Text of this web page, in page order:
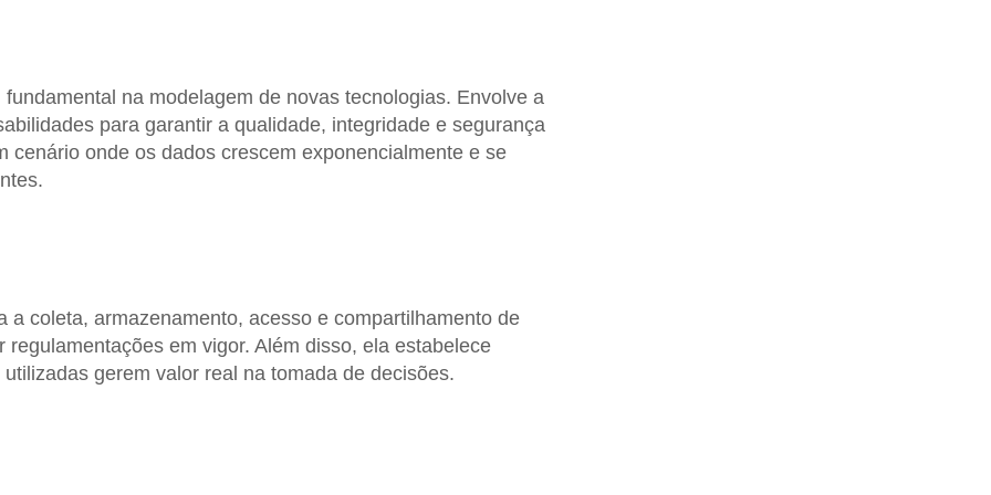
na modelagem de novas tecnologias. Envolve a
para garantir a qualidade, integridade e segurança
cenário onde os dados crescem exponencialmente e se
coleta, armazenamento, acesso e compartilhamento de
em vigor. Além disso, ela estabelece
gerem valor real na tomada de decisões.